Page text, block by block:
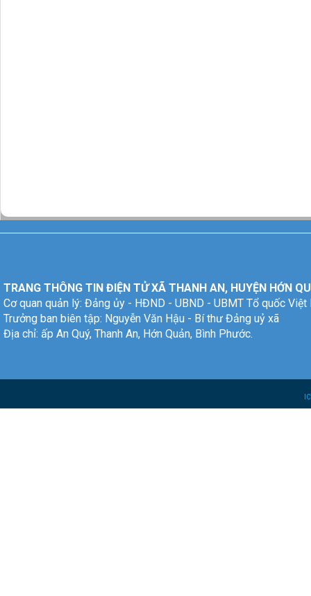
TRANG THÔNG TIN ĐIỆN TỬ XÃ THANH AN, HUYỆN HỚN
Cơ quan quản lý: Đảng ủy - HĐND - UBND - UBMT Tổ quốc Việt
Trưởng ban biên tập: Nguyễn Văn Hậu - Bí thư Đảng uỷ xã
Địa chỉ: ấp An Quý, Thanh An, Hớn Quản, Bình Phước.